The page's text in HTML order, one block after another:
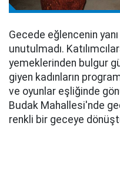
Gecede eğlencenin
unutulmadı.
yemeklerinden bulgur
giyen kadınların
ve oyunlar eşliğinde
Budak Mahallesi'nde
renkli bir geceye